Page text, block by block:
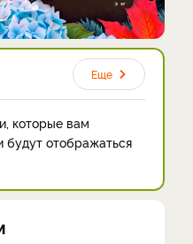
Еще
которые вам
будут отображаться